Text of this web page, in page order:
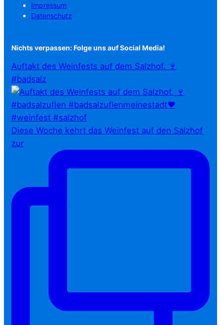
Impressum
Datenschutz
Nichts verpassen: Folge uns auf Social Media!
Auftakt des Weinfests auf dem Salzhof. 🍷
#badsalz
Diese Woche kehrt das Weinfest auf den Salzhof
zur